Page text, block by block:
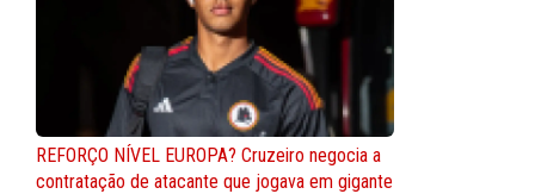
REFORÇO NÍVEL EUROPA? Cruzeiro negocia a
contratação de atacante que jogava em gigante